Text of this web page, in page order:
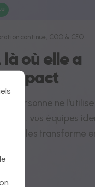
continue, COO & CEO
là où elle a
l'impact
personne ne
: vos équipes
on les transforme